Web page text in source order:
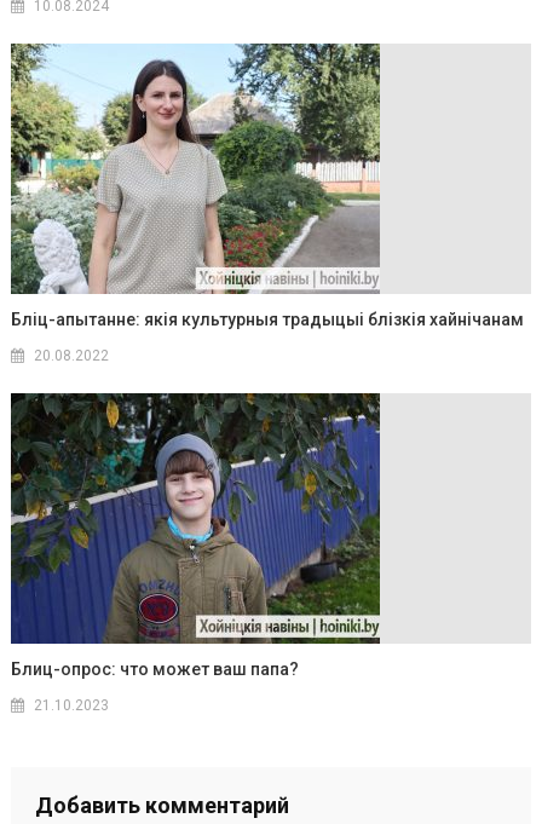
10.08.2024
Бліц-апытанне: якія культурныя традыцыі блізкія хайнічанам
20.08.2022
Блиц-опрос: что может ваш папа?
21.10.2023
Добавить комментарий